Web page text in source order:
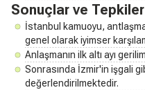
Sonuçlar ve Tepkiler
İstanbul kamuoyu,
genel olarak iyimser
Anlaşmanın ilk altı ayı
Sonrasında İzmir'in işgali
değerlendirilmektedir.